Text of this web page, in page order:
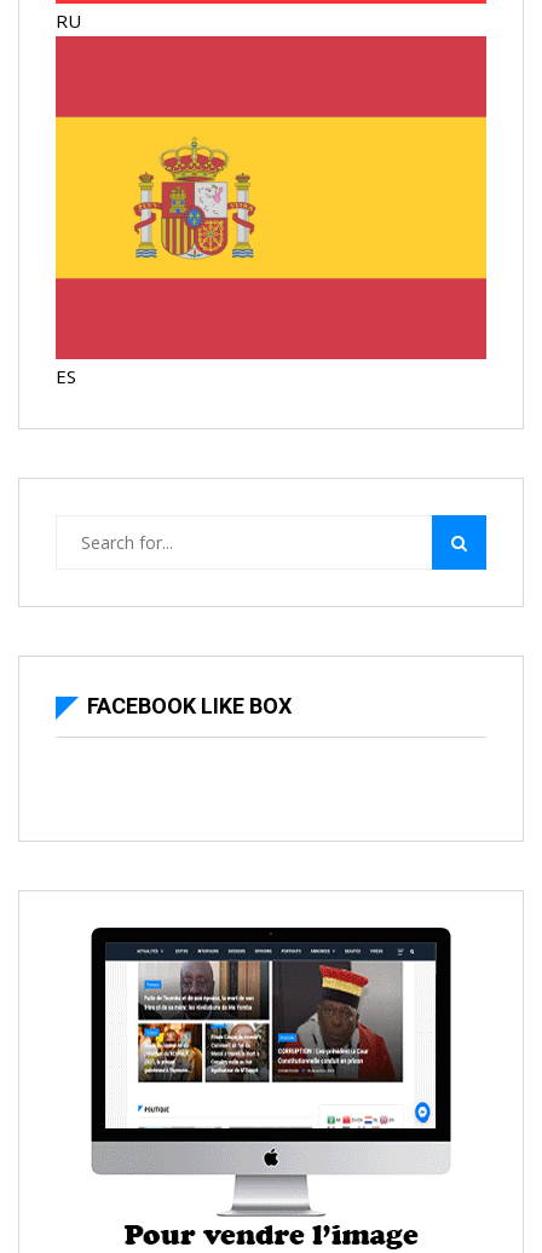
RU
ES
FACEBOOK LIKE BOX